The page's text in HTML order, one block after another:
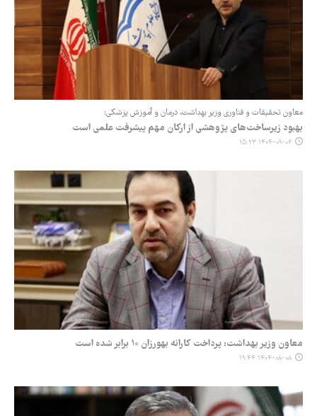
معاون تحقیقات و فناوری وزیر بهداشت، درمان و آموزش پزشکی:
بهبود زیرساخت‌های پژوهشی از ارکان مهم پیشرفت علمی است
۱۴۰۴-۰۹-۰۶ ۱۵:۲۳
معاون وزیر بهداشت: پرداخت کارانه بهورزان ۱۰ برابر شده است
۱۴۰۴-۰۸-۰۸ ۱۹:۴۴